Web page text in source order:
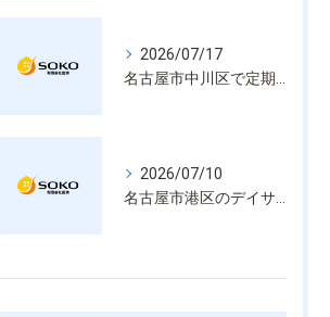
2026/07/17
2026/07/10